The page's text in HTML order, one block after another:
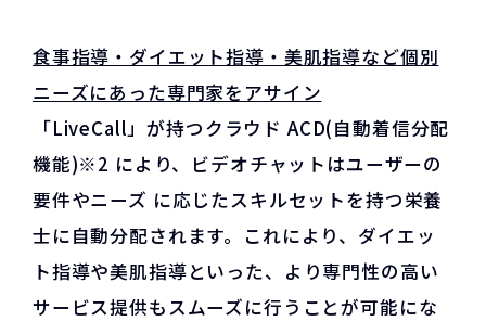
食事指導・ダイエット指導・美肌指導など個別
ニーズにあった専門家をアサイン
「LiveCall」が持つクラウド ACD(自動着信分配
機能)※2 により、ビデオチャットはユーザーの
要件やニーズ に応じたスキルセットを持つ栄養
士に自動分配されます。これにより、ダイエッ
ト指導や美肌指導といった、より専門性の高い
サービス提供もスムーズに行うことが可能にな